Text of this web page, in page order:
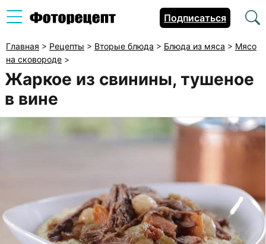
Подписаться
Главная > Рецепты > Вторые блюда > Блюда из мяса > Мясо
на сковороде >
Жаркое из свинины, тушеное
в вине